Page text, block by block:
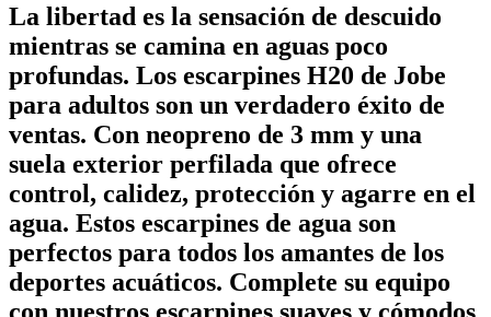
La libertad es la sensación de descuido
mientras se camina en aguas poco
profundas. Los escarpines H20 de Jobe
para adultos son un verdadero éxito de
ventas. Con neopreno de 3 mm y una
suela exterior perfilada que ofrece
control, calidez, protección y agarre en el
agua. Estos escarpines de agua son
perfectos para todos los amantes de los
deportes acuáticos. Complete su equipo
con nuestros escarpines suaves y cómodos